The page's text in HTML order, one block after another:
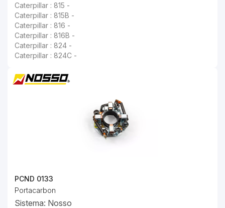
Caterpillar : 815 -
Caterpillar : 815B -
Caterpillar : 816 -
Caterpillar : 816B -
Caterpillar : 824 -
Caterpillar : 824C -
PCND 0133
Portacarbon
Sistema: Nosso